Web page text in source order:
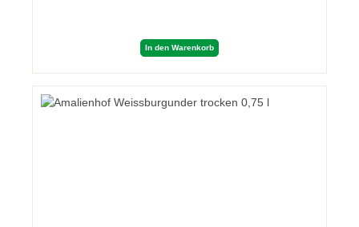
In den Warenkorb